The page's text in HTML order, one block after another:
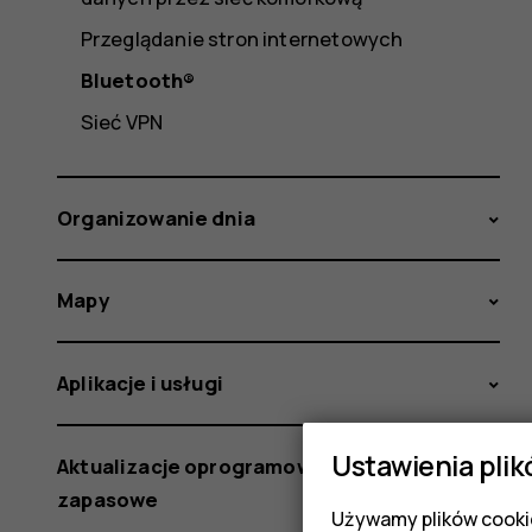
Przeglądanie stron internetowych
Bluetooth®
Sieć VPN
Organizowanie dnia
Mapy
Aplikacje i usługi
Aktualizacje oprogramowania i kopie
zapasowe
Ustawienia
Używamy plików